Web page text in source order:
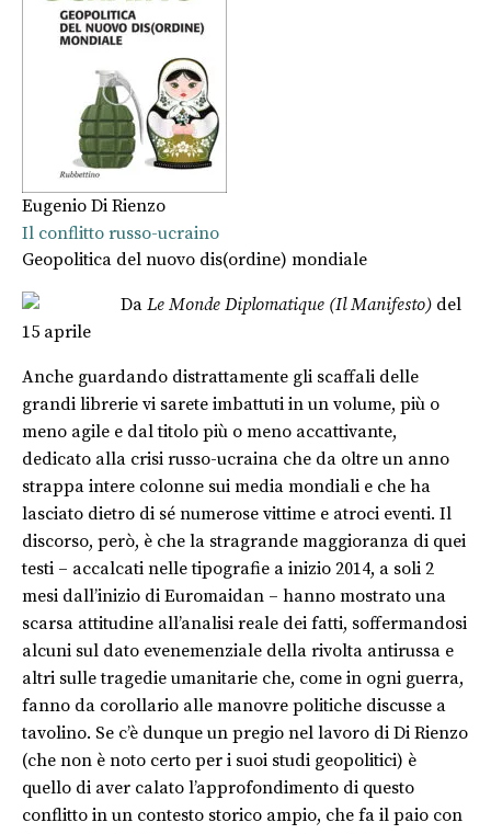
Eugenio Di Rienzo
Il conflitto russo-ucraino
Geopolitica del nuovo dis(ordine) mondiale
Da Le Monde Diplomatique (Il Manifesto) del
15 aprile
Anche guardando distrattamente gli scaffali delle
grandi librerie vi sarete imbattuti in un volume, più o
meno agile e dal titolo più o meno accattivante,
dedicato alla crisi russo-ucraina che da oltre un anno
strappa intere colonne sui media mondiali e che ha
lasciato dietro di sé numerose vittime e atroci eventi. Il
discorso, però, è che la stragrande maggioranza di quei
testi – accalcati nelle tipografie a inizio 2014, a soli 2
mesi dall’inizio di Euromaidan – hanno mostrato una
scarsa attitudine all’analisi reale dei fatti, soffermandosi
alcuni sul dato evenemenziale della rivolta antirussa e
altri sulle tragedie umanitarie che, come in ogni guerra,
fanno da corollario alle manovre politiche discusse a
tavolino. Se c’è dunque un pregio nel lavoro di Di Rienzo
(che non è noto certo per i suoi studi geopolitici) è
quello di aver calato l’approfondimento di questo
conflitto in un contesto storico ampio, che fa il paio con